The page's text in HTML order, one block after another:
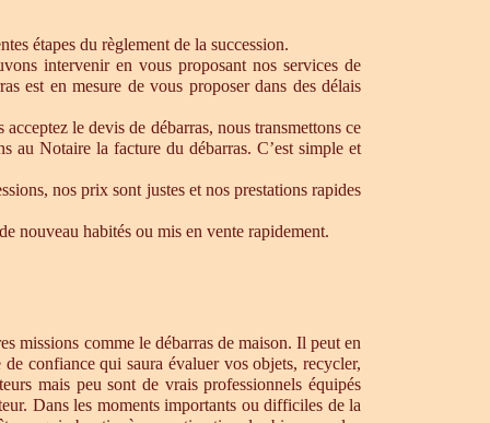
étapes du règlement de la succession.
intervenir en vous proposant nos services de
est en mesure de vous proposer dans des délais
le devis de débarras, nous transmettons ce
au Notaire la facture du débarras. C’est simple et
nos prix sont justes et nos prestations rapides
nouveau habités ou mis en vente rapidement.
missions comme le débarras de maison. Il peut en
confiance qui saura évaluer vos objets, recycler,
mais peu sont de vrais professionnels équipés
Dans les moments importants ou difficiles de la